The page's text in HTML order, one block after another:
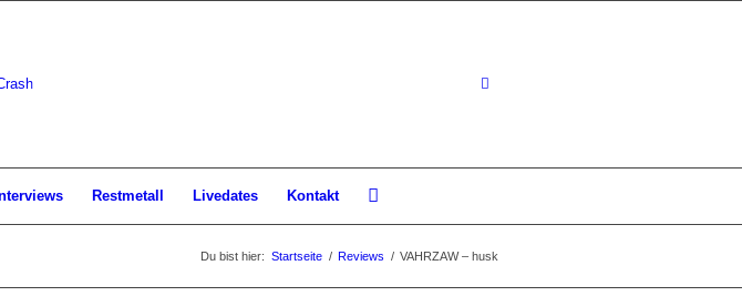
Restmetall Livedates Kontakt
Du bist hier: Startseite / Reviews / VAHRZAW – husk